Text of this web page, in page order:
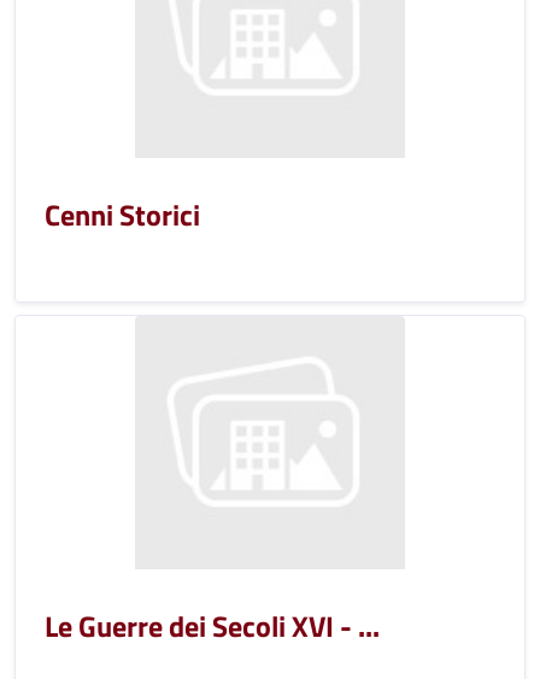
Cenni Storici
Le Guerre dei Secoli XVI - ...